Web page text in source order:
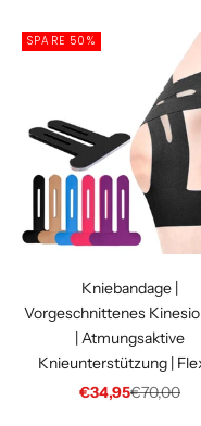
SPARE 50%
Kniebandage |
Vorgeschnittenes Kinesio
| Atmungsaktive
Knieunterstützung |
Angebot
€34,95Regulärer
€70,00